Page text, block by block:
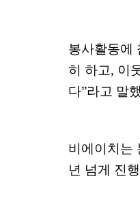
봉사활동에
히 하고, 이
다”라고 말
비에이치는
년 넘게 진